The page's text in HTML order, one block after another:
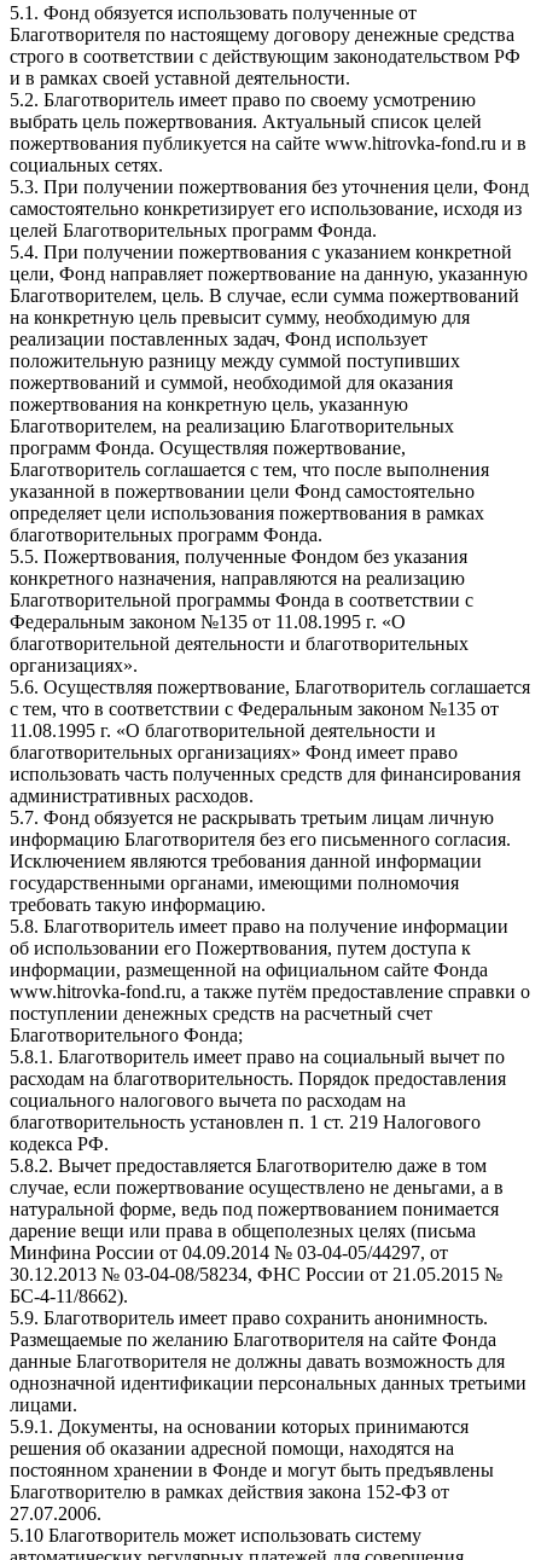
5.1. Фонд обязуется использовать полученные от
Благотворителя по настоящему договору денежные средства
строго в соответствии с действующим законодательством РФ
и в рамках своей уставной деятельности.
5.2. Благотворитель имеет право по своему усмотрению
выбрать цель пожертвования. Актуальный список целей
пожертвования публикуется на сайте www.hitrovka-fond.ru и в
социальных сетях.
5.3. При получении пожертвования без уточнения цели, Фонд
самостоятельно конкретизирует его использование, исходя из
целей Благотворительных программ Фонда.
5.4. При получении пожертвования с указанием конкретной
цели, Фонд направляет пожертвование на данную, указанную
Благотворителем, цель. В случае, если сумма пожертвований
на конкретную цель превысит сумму, необходимую для
реализации поставленных задач, Фонд использует
положительную разницу между суммой поступивших
пожертвований и суммой, необходимой для оказания
пожертвования на конкретную цель, указанную
Благотворителем, на реализацию Благотворительных
программ Фонда. Осуществляя пожертвование,
Благотворитель соглашается с тем, что после выполнения
указанной в пожертвовании цели Фонд самостоятельно
определяет цели использования пожертвования в рамках
благотворительных программ Фонда.
5.5. Пожертвования, полученные Фондом без указания
конкретного назначения, направляются на реализацию
Благотворительной программы Фонда в соответствии с
Федеральным законом №135 от 11.08.1995 г. «О
благотворительной деятельности и благотворительных
организациях».
5.6. Осуществляя пожертвование, Благотворитель соглашается
с тем, что в соответствии с Федеральным законом №135 от
11.08.1995 г. «О благотворительной деятельности и
благотворительных организациях» Фонд имеет право
использовать часть полученных средств для финансирования
административных расходов.
5.7. Фонд обязуется не раскрывать третьим лицам личную
информацию Благотворителя без его письменного согласия.
Исключением являются требования данной информации
государственными органами, имеющими полномочия
требовать такую информацию.
5.8. Благотворитель имеет право на получение информации
об использовании его Пожертвования, путем доступа к
информации, размещенной на официальном сайте Фонда
www.hitrovka-fond.ru, а также путём предоставление справки о
поступлении денежных средств на расчетный счет
Благотворительного Фонда;
5.8.1. Благотворитель имеет право на социальный вычет по
расходам на благотворительность. Порядок предоставления
социального налогового вычета по расходам на
благотворительность установлен п. 1 ст. 219 Налогового
кодекса РФ.
5.8.2. Вычет предоставляется Благотворителю даже в том
случае, если пожертвование осуществлено не деньгами, а в
натуральной форме, ведь под пожертвованием понимается
дарение вещи или права в общеполезных целях (письма
Минфина России от 04.09.2014 № 03-04-05/44297, от
30.12.2013 № 03-04-08/58234, ФНС России от 21.05.2015 №
БС-4-11/8662).
5.9. Благотворитель имеет право сохранить анонимность.
Размещаемые по желанию Благотворителя на сайте Фонда
данные Благотворителя не должны давать возможность для
однозначной идентификации персональных данных третьими
лицами.
5.9.1. Документы, на основании которых принимаются
решения об оказании адресной помощи, находятся на
постоянном хранении в Фонде и могут быть предъявлены
Благотворителю в рамках действия закона 152-ФЗ от
27.07.2006.
5.10 Благотворитель может использовать систему